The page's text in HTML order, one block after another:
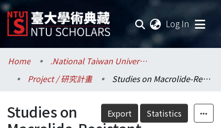
Log In
Communities & Collections
Research Outputs
Fundings & Projects
Home
.National Taiwan University / 國立臺灣大學
Project / 研究計畫
Studies on Macrolide-Resistant Mycoplasma Pneumoniae in Taiwan- a Randomized Control Trial and Mlva Analysis
Export Statistics
Studies on